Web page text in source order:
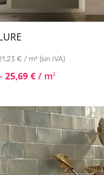
€ / m² (sin IVA)
- 25,69 € / m2